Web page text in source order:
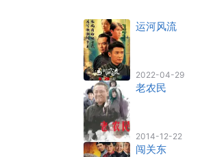
运河风流
2022-04-29
老农民
2014-12-22
闯关东